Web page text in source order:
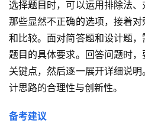
选择题目时，可以运用排除法
那些显然不正确的选项，接着
和比较。面对简答题和设计题
题目的具体要求。回答问题时
关键点，然后逐一展开详细说
计思路的合理性与创新性。
备考建议